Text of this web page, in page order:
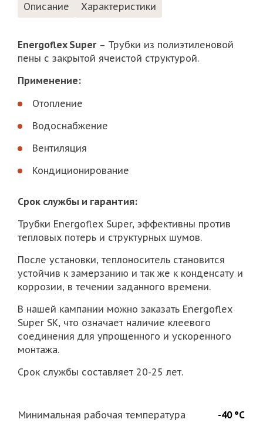
Описание Характеристики
Energoflex Super– Трубки из полиэтиленовой
пены с закрытой ячеистой структурой.
Применение:
Отопление
Водоснабжение
Вентиляция
Кондиционирование
Срок службы и гарантия:
Трубки Energoflex Super, эффективны против
тепловых потерь и структурных шумов.
После установки, теплоноситель становится
устойчив к замерзанию и так же к конденсату и
коррозии, в течении заданного времени.
В нашей кампании можно заказать Energoflex
Super SK, что означает наличие клеевого
соединения для упрощенного и ускоренного
монтажа.
Срок службы составляет 20-25 лет.
Минимальная рабочая температура -40 °С